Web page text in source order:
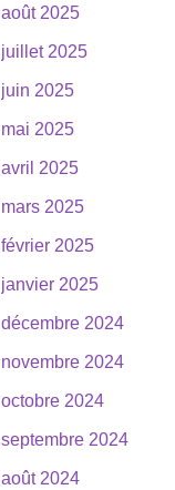
août 2025
juillet 2025
juin 2025
mai 2025
avril 2025
mars 2025
février 2025
janvier 2025
décembre 2024
novembre 2024
octobre 2024
septembre 2024
août 2024